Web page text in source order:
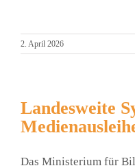
2. April 2026
Landesweite
Das Minis­te­ri­um für